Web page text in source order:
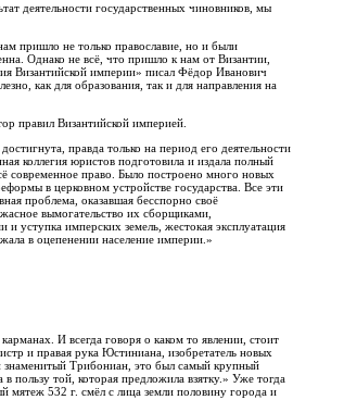
деятельности государственных чиновников, мы
пришло не только православие, но и были
Однако не всё, что пришло к нам от Византии,
Византийской империи» писал Фёдор Иванович
как для образования, так и для направления на
правил Византийской империей.
правда только на период его деятельности
коллегия юристов подготовила и издала полный
современное право. Было построено много новых
в церковном устройстве государства. Все эти
проблема, оказавшая бесспорно своё
вымогательство их сборщиками,
уступка имперских земель, жестокая эксплуатация
в оцепенении население империи.»
И всегда говоря о каком то явлении, стоит
и правая рука Юстиниана, изобретатель новых
знаменитый Трибониан, это был самый крупный
пользу той, которая предложила взятку.» Уже тогда
мятеж 532 г. смёл с лица земли половину города и